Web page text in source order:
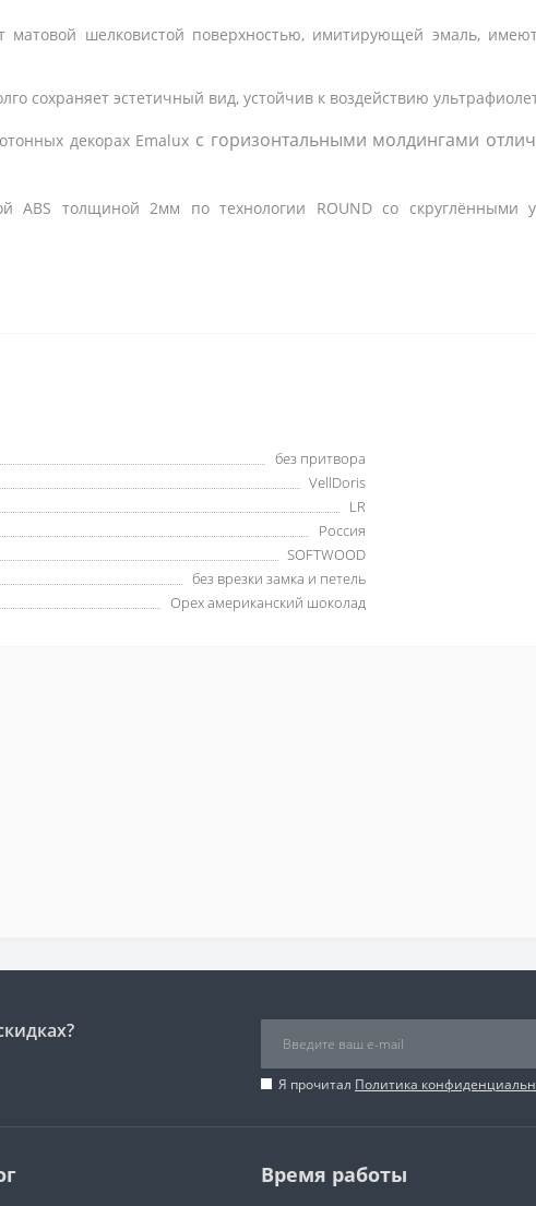
шелковистой поверхностью, имитирующей эмаль,
сохраняет эстетичный вид, устойчив к воздействию
декорах Emalux с горизонтальными молдингами
ABS толщиной 2мм по технологии ROUND со скруглёнными
без притвора
VellDoris
LR
Россия
SOFTWOOD
без врезки замка и петель
Орех американский шоколад
Я прочитал Политика
Время работы